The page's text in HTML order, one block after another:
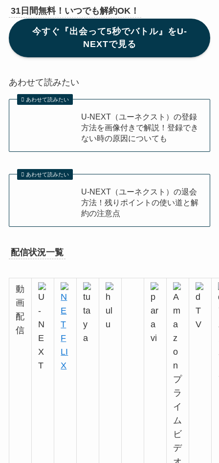
31日間無料！いつでも解約OK！
今すぐ『出会って5秒でバトル』をU-
NEXTで見る
あわせて読みたい
あわせて読みたい
U-NEXT（ユーネクスト）の登録
方法を画像付きで解説！登録でき
ない時の原因についても
あわせて読みたい
U-NEXT（ユーネクスト）の退会
方法！残りポイントの使い道と解
約の注意点
配信状況一覧
動
画
配
信